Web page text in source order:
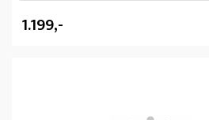
1.199,-